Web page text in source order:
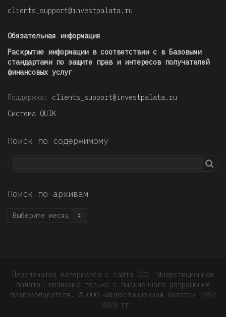
clients_support@investpalata.ru
Обязательная информация
Раскрытие информации в соответствии с в Базовыми
стандартами по защите прав и интересов получателей
финансовых услуг
Поддержка: clients_support@investpalata.ru
Система QUIK
Поиск по содержимому
Поиск по архивам
Поиск
Перепечатка материалов с сайта ООО "Инвестиционная
палата" возможна только с письменного разрешения
правообладателя. © OOO «Инвестиционная Палата» 1992
- 2025 гг.